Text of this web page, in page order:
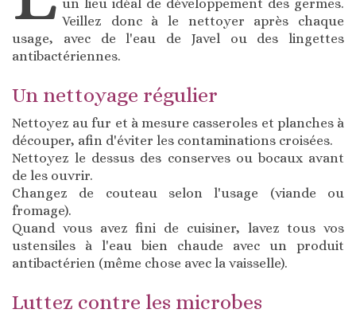
un lieu idéal de développement des germes.
Veillez donc à le nettoyer après chaque
usage, avec de l'eau de Javel ou des lingettes
antibactériennes.
Un nettoyage régulier
Nettoyez au fur et à mesure casseroles et planches à
découper, afin d'éviter les contaminations croisées.
Nettoyez le dessus des conserves ou bocaux avant
de les ouvrir.
Changez de couteau selon l'usage (viande ou
fromage).
Quand vous avez fini de cuisiner, lavez tous vos
ustensiles à l'eau bien chaude avec un produit
antibactérien (même chose avec la vaisselle).
Luttez contre les microbes